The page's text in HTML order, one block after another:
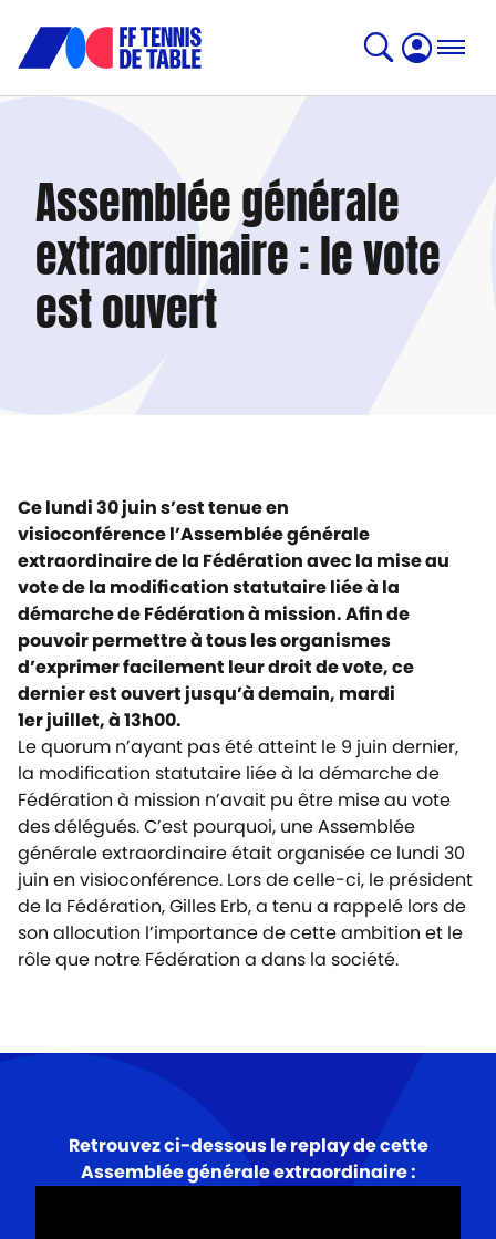
Assemblée générale
extraordinaire : le vote
est ouvert
Ce lundi 30 juin s’est tenue en
visioconférence l’Assemblée générale
extraordinaire de la Fédération avec la mise au
vote de la modification statutaire liée à la
démarche de Fédération à mission. Afin de
pouvoir permettre à tous les organismes
d’exprimer facilement leur droit de vote, ce
dernier est ouvertjusqu’à demain, mardi
1er juillet, à 13h00.
Le quorum n’ayant pas été atteint le 9 juin dernier,
la modification statutaire liée à la démarche de
Fédération à mission n’avait pu être mise au vote
des délégués. C’est pourquoi, une Assemblée
générale extraordinaire était organisée ce lundi 30
juin en visioconférence. Lors de celle-ci, le président
de la Fédération, Gilles Erb, a tenu a rappelé lors de
son allocution l’importance de cette ambition et le
rôle que notre Fédération a dans la société.
Retrouvez ci-dessous le replay de cette
Assemblée générale extraordinaire :